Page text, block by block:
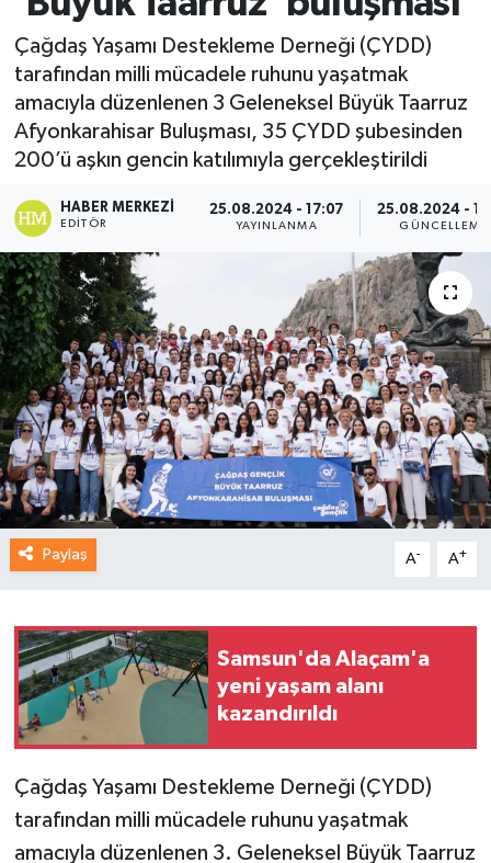
Çağdaş Yaşamı Destekleme Derneği (ÇYDD)
tarafından milli mücadele ruhunu yaşatmak
amacıyla düzenlenen 3 Geleneksel Büyük Taarruz
Afyonkarahisar Buluşması, 35 ÇYDD şubesinden
200’ü aşkın gencin katılımıyla gerçekleştirildi
HABER MERKEZI
EDITÖR
25.08.2024 - 17:07
YAYINLANMA
25.08.2024 -
GÜNCELLEME
Paylaş A- A+
Samsun'da Alaçam'a
yeni yaşam alanı
kazandırıldı
Çağdaş Yaşamı Destekleme Derneği (ÇYDD)
tarafından milli mücadele ruhunu yaşatmak
amacıyla düzenlenen 3. Geleneksel Büyük Taarruz